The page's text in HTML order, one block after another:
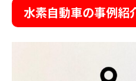
水素自動車の事例紹